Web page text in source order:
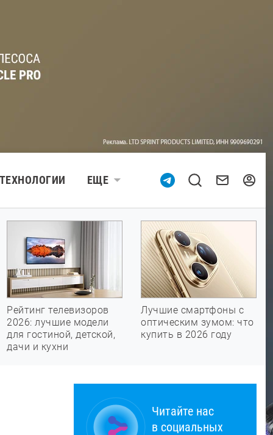
ТЕХНОЛОГИИ ЕЩЕ
Рейтинг телевизоров
2026: лучшие модели
для гостиной, детской,
дачи и кухни
Лучшие смартфоны с
оптическим зумом: что
купить в 2026 году
Читайте нас
в социальных